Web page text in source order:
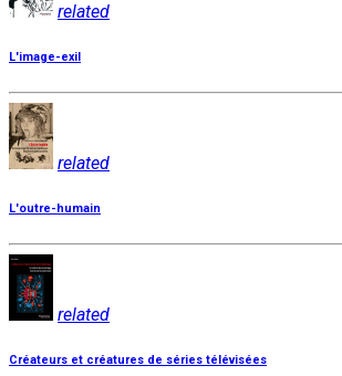
related
L'image-exil
related
L'outre-humain
related
Créateurs et créatures de séries télévisées